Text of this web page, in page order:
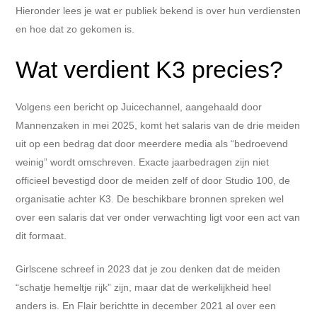
Hieronder lees je wat er publiek bekend is over hun verdiensten
en hoe dat zo gekomen is.
Wat verdient K3 precies?
Volgens een bericht op Juicechannel, aangehaald door
Mannenzaken in mei 2025, komt het salaris van de drie meiden
uit op een bedrag dat door meerdere media als “bedroevend
weinig” wordt omschreven. Exacte jaarbedragen zijn niet
officieel bevestigd door de meiden zelf of door Studio 100, de
organisatie achter K3. De beschikbare bronnen spreken wel
over een salaris dat ver onder verwachting ligt voor een act van
dit formaat.
Girlscene schreef in 2023 dat je zou denken dat de meiden
“schatje hemeltje rijk” zijn, maar dat de werkelijkheid heel
anders is. En Flair berichtte in december 2021 al over een